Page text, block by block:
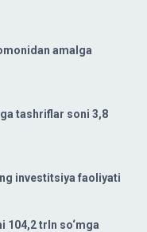
amalga
tashriflar soni 3,8
investitsiya faoliyati
104,2 trln so‘mga